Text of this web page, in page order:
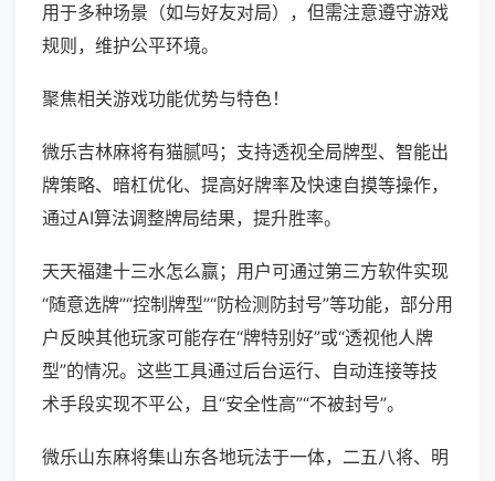
用于多种场景（如与好友对局），但需注意遵守游戏
规则，维护公平环境。
聚焦相关游戏功能优势与特色！
微乐吉林麻将有猫腻吗；支持透视全局牌型、智能出
牌策略、暗杠优化、提高好牌率及快速自摸等操作，
通过AI算法调整牌局结果，提升胜率。
天天福建十三水怎么赢；用户可通过第三方软件实现
“随意选牌”“控制牌型”“防检测防封号”等功能，部分用
户反映其他玩家可能存在“牌特别好”或“透视他人牌
型”的情况。这些工具通过后台运行、自动连接等技
术手段实现不平公，且“安全性高”“不被封号”。
微乐山东麻将集山东各地玩法于一体，二五八将、明